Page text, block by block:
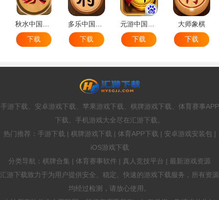
秋水中国象棋
下载
多乐中国象棋
下载
元游中国象棋
下载
大师象棋
下载
手游下载、安卓游戏下载、苹果游戏下载、棋牌游戏下载、体育赛事APP
下载、手机游戏大全尽在汇游下载。
热门推荐：手游下载 | 棋牌游戏下载 | 体育APP下载 | 安卓游戏安装包 |
iOS游戏下载
分类导航：棋牌合集 | 体育赛事软件 | 真人竞技平台 | 最新游戏资源
汇游下载致力于为用户提供安全、稳定、快速的游戏下载服务，所有资源
均经过检测，请放心使用。